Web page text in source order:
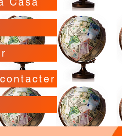
l'envoi pour l'assurer : Nous contacter